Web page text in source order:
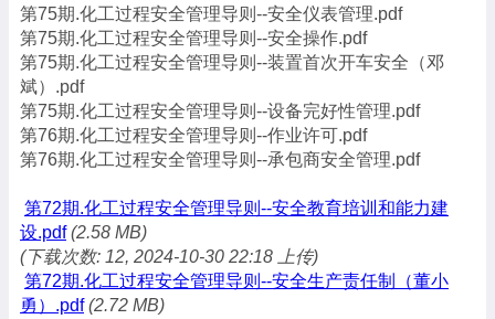
第75期.化工过程安全管理导则--安全仪表管理.pdf
第75期.化工过程安全管理导则--安全操作.pdf
第75期.化工过程安全管理导则--装置首次开车安全（邓
斌）.pdf
第75期.化工过程安全管理导则--设备完好性管理.pdf
第76期.化工过程安全管理导则--作业许可.pdf
第76期.化工过程安全管理导则--承包商安全管理.pdf
第72期.化工过程安全管理导则--安全教育培训和能力建
设.pdf (2.58 MB)
(下载次数: 12, 2024-10-30 22:18 上传)
第72期.化工过程安全管理导则--安全生产责任制（董小
勇）.pdf (2.72 MB)